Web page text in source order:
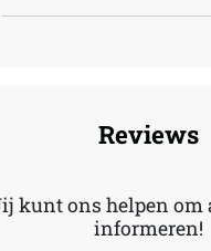
Reviews
kunt ons helpen om
informeren!